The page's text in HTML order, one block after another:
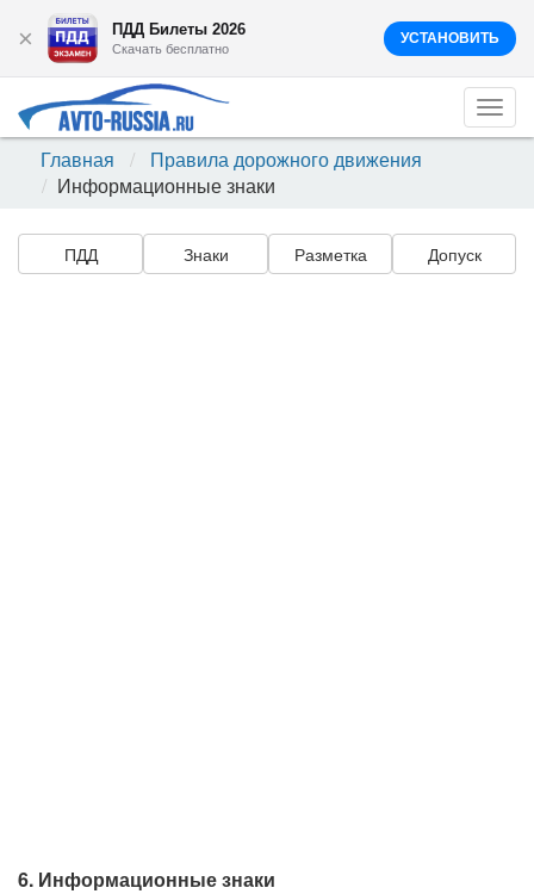
× ПДД Билеты 2026
Скачать бесплатно
УСТАНОВИТЬ
Главная
Правила дорожного движения
Информационные знаки
ПДД Знаки Разметка Допуск
6. Информационные знаки